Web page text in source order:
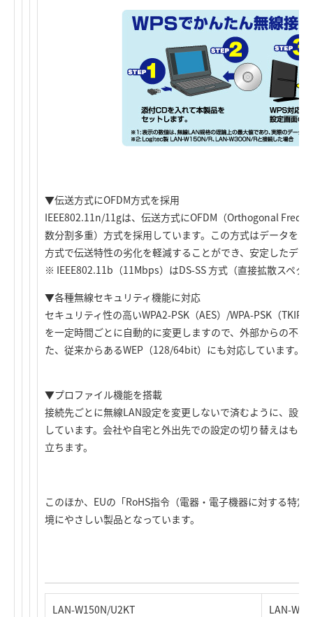
▼伝送方式にOFDM方式を採用
IEEE802.11n/11gは、伝送方式にOFDM（Orthogonal
数分割多重）方式を採用しています。この方式はデータを
方式で伝送特性の劣化を軽減することができ、安定したデ
※ IEEE802.11b（11Mbps）はDS-SS 方式（直接拡散スペク
▼各種無線セキュリティ機能に対応
セキュリティ性の高いWPA2-PSK（AES）/WPA-PSK（TKIP
を一定時間ごとに自動的に変更しますので、外部からの不
た、従来からあるWEP（128/64bit）にも対応しています。
▼プロファイル機能を搭載
接続先ごとに無線LAN設定を変更しないで済むように、設
しています。会社や自宅と外出先での設定の切り替えはも
立ちます。
このほか、EUの「RoHS指令（電器・電子機器に対する特
境にやさしい製品となっています。
LAN-W150N/U2KT LAN-